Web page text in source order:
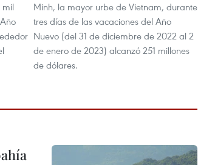
mil
Minh, la mayor urbe de Vietnam, durante
tres días de las vacaciones del Año
Nuevo (del 31 de diciembre de 2022 al 2
de enero de 2023) alcanzó 251 millones
de dólares.